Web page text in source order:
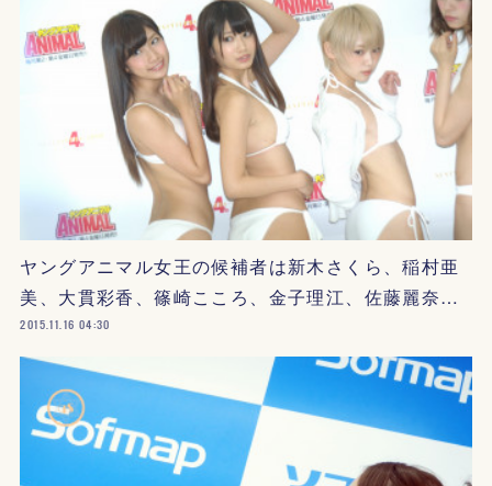
ヤングアニマル女王の候補者は新木さくら、稲村亜
美、大貫彩香、篠崎こころ、金子理江、佐藤麗奈…
2015.11.16 04:30